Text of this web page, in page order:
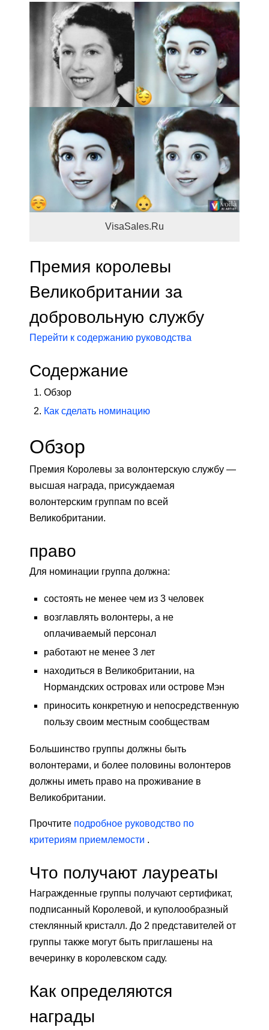
VisaSales.Ru
Премия королевы
Великобритании за
добровольную службу
Перейти к содержанию руководства
Содержание
Обзор
Как сделать номинацию
Обзор
Премия Королевы за волонтерскую службу —
высшая награда, присуждаемая
волонтерским группам по всей
Великобритании.
право
Для номинации группа должна:
состоять не менее чем из 3 человек
возглавлять волонтеры, а не
оплачиваемый персонал
работают не менее 3 лет
находиться в Великобритании, на
Нормандских островах или острове Мэн
приносить конкретную и непосредственную
пользу своим местным сообществам
Большинство группы должны быть
волонтерами, и более половины волонтеров
должны иметь право на проживание в
Великобритании.
Прочтите подробное руководство по
критериям приемлемости .
Что получают лауреаты
Награжденные группы получают сертификат,
подписанный Королевой, и куполообразный
стеклянный кристалл. До 2 представителей от
группы также могут быть приглашены на
вечеринку в королевском саду.
Как определяются
награды